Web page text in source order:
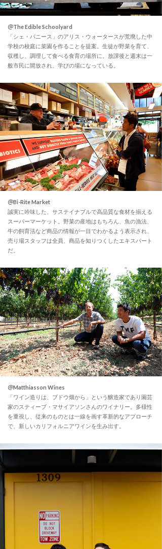
＠The Edible Schoolyard
「シェ・パニース」のアリス・ウォータースが荒廃した中
学校の校庭に菜園を作ることを提案。生徒が野菜を育て、
収穫し、調理して食べる食育の場所に。放課後と週末は一
般市民に開放され、学びの場になっている。
＠Bi-Rite Market
誠実に吟味した、サステイナブルで高品質な食材を揃える
スーパーマーケット。野菜の産地はもちろん、魚の漁法、
牛の飼育法など商品の情報が一目でわかるよう表示され、
売り場スタッフは全員、商品を知りつくしたエキスパート
だ。
＠Matthiasson Wines
「ワイン造りは、ブドウ畑から」という醸造家であり園芸
家のスティーブ・マサイアソンさんのワイナリー。多様性
を重視し、従来のものとは一線を画す革新的なアプローチ
で、新しいカリフォルニアワインを生み出す。